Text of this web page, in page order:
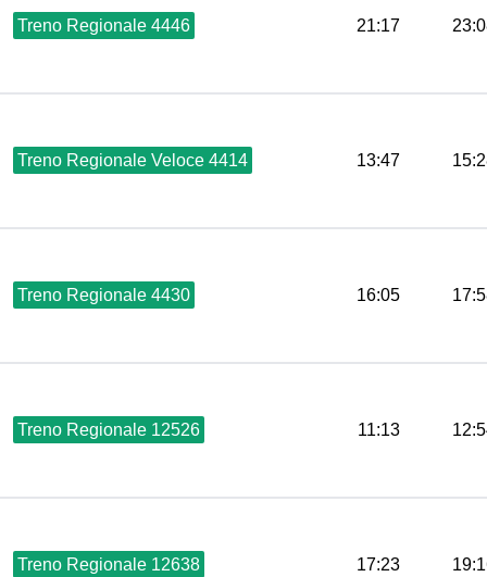
Treno Regionale 4446 21:17
Treno Regionale Veloce 4414 13:47
Treno Regionale 4430 16:05
Treno Regionale 12526 11:13
Treno Regionale 12638 17:23